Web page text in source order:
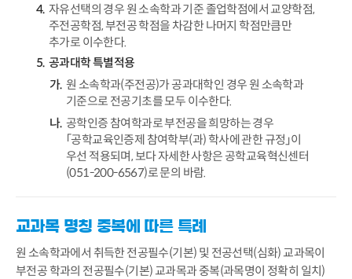
자유선택의 경우 원 소속학과 기준 졸업학점에서 교양학점,
주전공학점, 부전공 학점을 차감한 나머지 학점만큼만
추가로 이수한다.
공과대학 특별적용
원 소속학과(주전공)가 공과대학인 경우 원 소속학과
기준으로 전공기초를 모두 이수한다.
공학인증 참여학과로 부전공을 희망하는 경우
「공학교육인증제 참여학부(과) 학사에 관한 규정」이
우선 적용되며, 보다 자세한 사항은 공학교육혁신센터
(051-200-6567)로 문의 바람.
교과목 명칭 중복에 따른 특례
원 소속학과에서 취득한 전공필수(기본) 및 전공선택(심화) 교과목이
부전공 학과의 전공필수(기본) 교과목과 중복(과목명이 정확히 일치)